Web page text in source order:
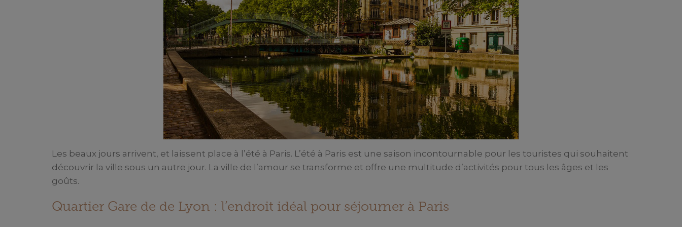
Les beaux jours arrivent, et laissent place à l’été à Paris. L’été à Paris est une saison incontournable pour les touristes qui souhaitent
découvrir la ville sous un autre jour. La ville de l’amour se transforme et offre une multitude d’activités pour tous les âges et les
goûts.
Quartier Gare de de Lyon : l’endroit idéal pour séjourner à Paris